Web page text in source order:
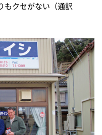
もクセがない（通訳